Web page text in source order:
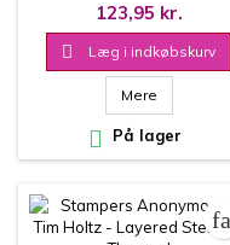
123,95 kr.
 Læg i indkøbskurv
Mere
 På lager